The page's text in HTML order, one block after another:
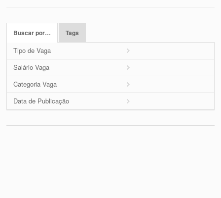
Buscar por… Tags
Tipo de Vaga
Salário Vaga
Categoria Vaga
Data de Publicação